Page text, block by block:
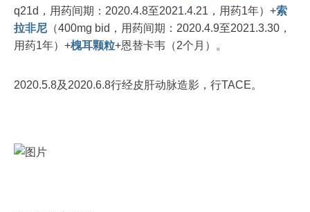
q21d，用药间期：2020.4.8至2021.4.21，用药1年）+索
拉非尼 （400mg bid，用药间期：2020.4.9至2021.3.30，
用药1年）+槐耳颗粒+恩替卡韦（2个月）。
2020.5.8及2020.6.8行经皮肝动脉造影，行TACE。